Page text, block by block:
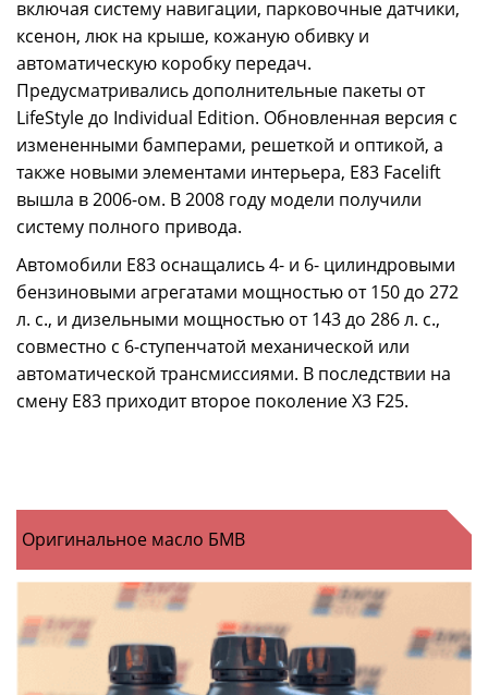
включая систему навигации, парковочные датчики,
ксенон, люк на крыше, кожаную обивку и
автоматическую коробку передач.
Предусматривались дополнительные пакеты от
LifeStyle до Individual Edition. Обновленная версия с
измененными бамперами, решеткой и оптикой, а
также новыми элементами интерьера, E83 Facelift
вышла в 2006-ом. В 2008 году модели получили
систему полного привода.
Автомобили E83 оснащались 4- и 6- цилиндровыми
бензиновыми агрегатами мощностью от 150 до 272
л. с., и дизельными мощностью от 143 до 286 л. с.,
совместно с 6-ступенчатой механической или
автоматической трансмиссиями. В последствии на
смену E83 приходит второе поколение X3 F25.
Оригинальное масло БМВ